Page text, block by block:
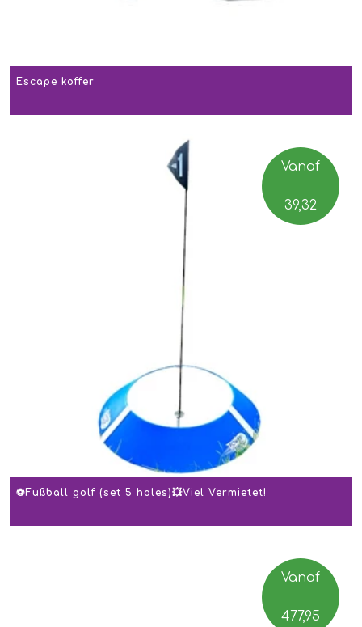
Escape koffer
Vanaf
39,32
⚽️Fußball golf (set 5 holes)💥Viel Vermietet!
Vanaf
477,95